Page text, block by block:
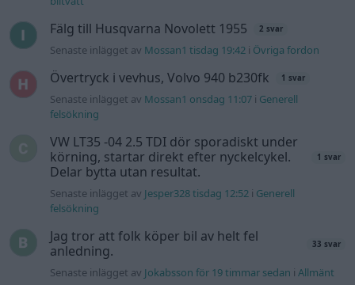
Fälg till Husqvarna Novolett 1955 2 svar
Senaste inlägget av Mossan1 tisdag 19:42 i Övriga fordon
Övertryck i vevhus, Volvo 940 b230fk 1 svar
Senaste inlägget av Mossan1 onsdag 11:07 i Generell
felsökning
VW LT35 -04 2.5 TDI dör sporadiskt under
körning, startar direkt efter nyckelcykel.
Delar bytta utan resultat.
1 svar
Senaste inlägget av Jesper328 tisdag 12:52 i Generell
felsökning
Jag tror att folk köper bil av helt fel
anledning.
33 svar
Senaste inlägget av Jokabsson för 19 timmar sedan iAllmänt